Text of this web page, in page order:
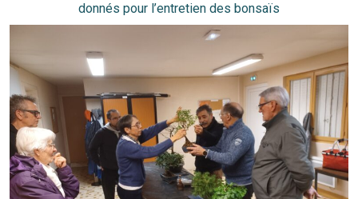
donnés pour l’entretien des bonsaïs